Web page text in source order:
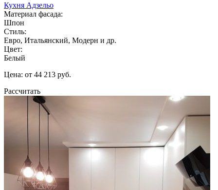
Кухня Адзельо
Материал фасада:
Шпон
Стиль:
Евро, Итальянский, Модерн и др.
Цвет:
Белый
Цена: от 44 213 руб.
Рассчитать